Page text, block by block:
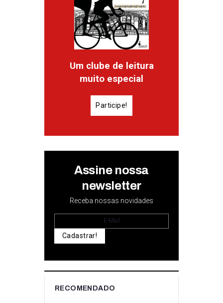
Um clube de leitura
muito especial
Participe!
Assine nossa
newsletter
Receba nossas novidades
Cadastrar!
RECOMENDADO